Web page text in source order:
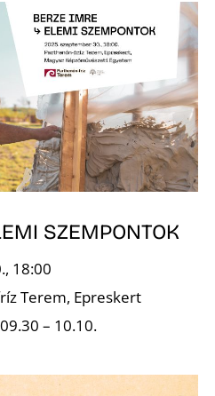
SZEMPONTOK
18:00
Terem, Epreskert
– 10.10.